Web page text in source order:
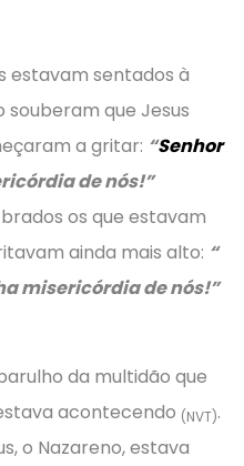
estavam sentados à
souberam que Jesus
a gritar: “Senhor
de nós!”
os que estavam
ainda mais alto: “
misericórdia de nós!”
da multidão que
acontecendo (NVT).
o Nazareno, estava